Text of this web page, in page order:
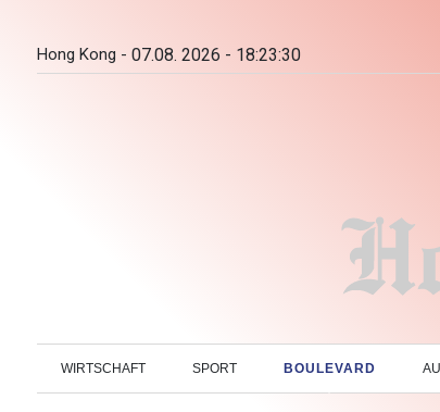
Hong Kong - 07.08. 2026 - 18:23:31
WIRTSCHAFT SPORT BOULEVARD